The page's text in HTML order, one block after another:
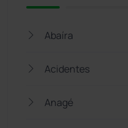
Abaíra
Acidentes
Anagé